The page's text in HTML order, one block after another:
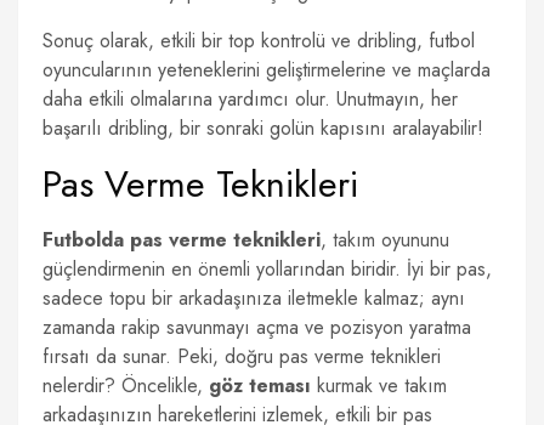
Sonuç olarak, etkili bir top kontrolü ve dribling, futbol
oyuncularının yeteneklerini geliştirmelerine ve maçlarda
daha etkili olmalarına yardımcı olur. Unutmayın, her
başarılı dribling, bir sonraki golün kapısını aralayabilir!
Pas Verme Teknikleri
Futbolda pas verme teknikleri, takım oyununu
güçlendirmenin en önemli yollarından biridir. İyi bir pas,
sadece topu bir arkadaşınıza iletmekle kalmaz; aynı
zamanda rakip savunmayı açma ve pozisyon yaratma
fırsatı da sunar. Peki, doğru pas verme teknikleri
nelerdir? Öncelikle, göz teması kurmak ve takım
arkadaşınızın hareketlerini izlemek, etkili bir pas